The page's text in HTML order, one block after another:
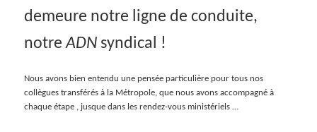
demeure notre ligne de conduite,
notreADN syndical !
Nous avons bien entendu une pensée particulière pour tous nos
collègues transférés à la Métropole, que nous avons accompagné à
chaque étape , jusque dans les rendez-vous ministériels …